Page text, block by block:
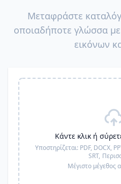
Μεταφράστε
οποιαδήποτε γλώσσα
εικόνων
Κάντε κλικ ή
Υποστηρίζεται: PDF, DOCX,
SRT,
Μέγιστο μέγεθος